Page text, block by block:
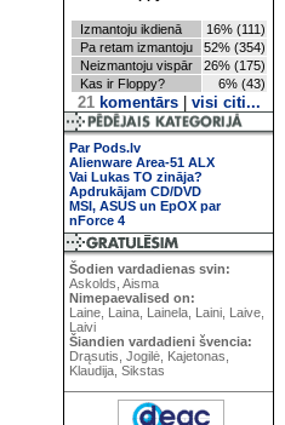
Izmantoju ikdienā
16% (111)
Pa retam izmantoju
52% (354)
Neizmantoju vispār
26% (175)
Kas ir Floppy?
6% (43)
21komentārs| visi citi...
Par Pods.lv
Alienware Area-51 ALX
Vai Lukas TO zināja?
Apdrukājam CD/DVD
MSI, ASUS un EpOX par
nForce 4
Šodien vardadienas svin:
Askolds, Aisma
Nimepaevalised on:
Laine, Laina, Lainela, Laini, Laive,
Laivi
Šiandien vardadieni švencia:
Drąsutis, Jogilė, Kajetonas,
Klaudija, Sikstas